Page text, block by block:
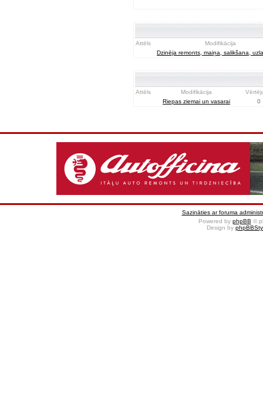
Attēls
Modifikācija
Dzinēja remonts, maiņa, salikšana,
Attēls Modifikācija
Riepas ziemai un vasarai
0
Sazināties ar foruma
Powered by phpBB ©
Design by